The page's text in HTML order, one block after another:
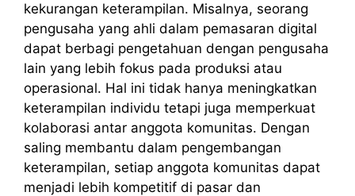
kekurangan keterampilan. Misalnya, seorang
pengusaha yang ahli dalam pemasaran digital
dapat berbagi pengetahuan dengan pengusaha
lain yang lebih fokus pada produksi atau
operasional. Hal ini tidak hanya meningkatkan
keterampilan individu tetapi juga memperkuat
kolaborasi antar anggota komunitas. Dengan
saling membantu dalam pengembangan
keterampilan, setiap anggota komunitas dapat
menjadi lebih kompetitif di pasar dan